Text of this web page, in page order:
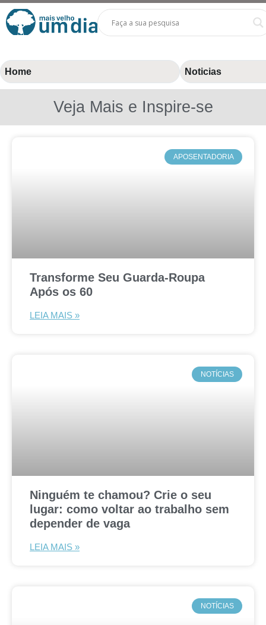
Home Noticias
Veja Mais e Inspire-se
APOSENTADORIA
Transforme Seu Guarda-Roupa
Após os 60
LEIA MAIS »
NOTÍCIAS
Ninguém te chamou? Crie o seu
lugar: como voltar ao trabalho sem
depender de vaga
LEIA MAIS »
NOTÍCIAS